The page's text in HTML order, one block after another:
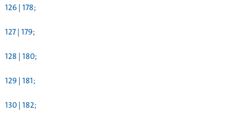
126 | 178;
127 | 179;
128 | 180;
129 | 181;
130 | 182;